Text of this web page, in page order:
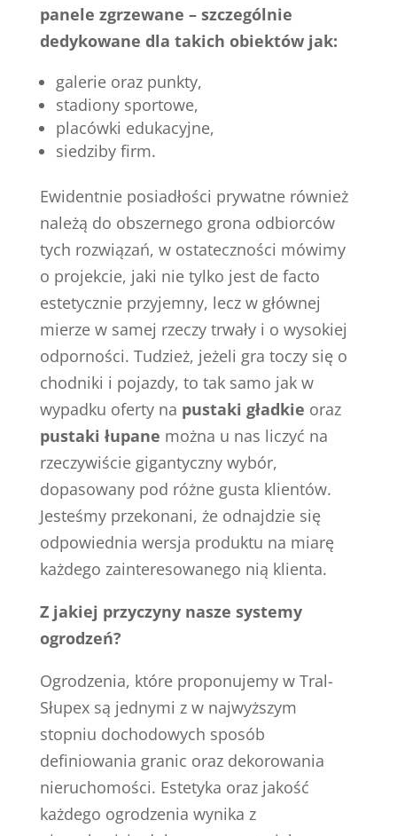
panele zgrzewane – szczególnie
dedykowane dla takich obiektów jak:
galerie oraz punkty,
stadiony sportowe,
placówki edukacyjne,
siedziby firm.
Ewidentnie posiadłości prywatne również
należą do obszernego grona odbiorców
tych rozwiązań, w ostateczności mówimy
o projekcie, jaki nie tylko jest de facto
estetycznie przyjemny, lecz w głównej
mierze w samej rzeczy trwały i o wysokiej
odporności. Tudzież, jeżeli gra toczy się o
chodniki i pojazdy, to tak samo jak w
wypadku oferty na pustaki gładkie oraz
pustaki łupane można u nas liczyć na
rzeczywiście gigantyczny wybór,
dopasowany pod różne gusta klientów.
Jesteśmy przekonani, że odnajdzie się
odpowiednia wersja produktu na miarę
każdego zainteresowanego nią klienta.
Z jakiej przyczyny nasze systemy
ogrodzeń?
Ogrodzenia, które proponujemy w Tral-
Słupex są jednymi z w najwyższym
stopniu dochodowych sposób
definiowania granic oraz dekorowania
nieruchomości. Estetyka oraz jakość
każdego ogrodzenia wynika z